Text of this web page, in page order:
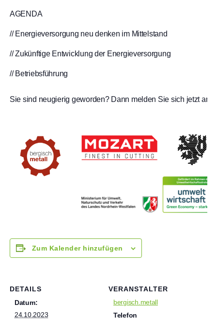
AGENDA
// Energieversorgung neu denken im Mittelstand
// Zukünftige Entwicklung der Energieversorgung
// Betriebsführung
Sie sind neugierig geworden? Dann melden Sie sich jetzt an!
Zum Kalender hinzufügen
DETAILS
Datum:
24.10.2023
VERANSTALTER
bergisch.metall
Telefon